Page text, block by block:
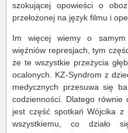
szokującej opowieści o
przełożonej na język filmu i
Im więcej wiemy o
więźniów represjach, tym
że te wszystkie przeżycia
ocalonych. KZ-Syndrom z
medycznych przesuwa się
codzienności. Dlatego równie
jest część spotkań Wójcika
wszystkiemu, co działo